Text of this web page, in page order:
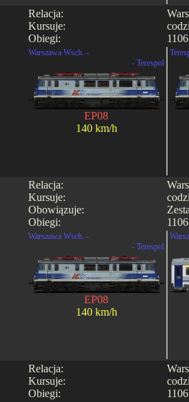
Relacja:
Kursuje:
Obiegi:
Warszawa Wsch. -
- Terespol
EP08
140 km/h
Relacja:
Kursuje:
Obowiązuje:
Obiegi:
Warszawa Wsch. -
- Terespol
EP08
140 km/h
Relacja:
Kursuje:
Obiegi: